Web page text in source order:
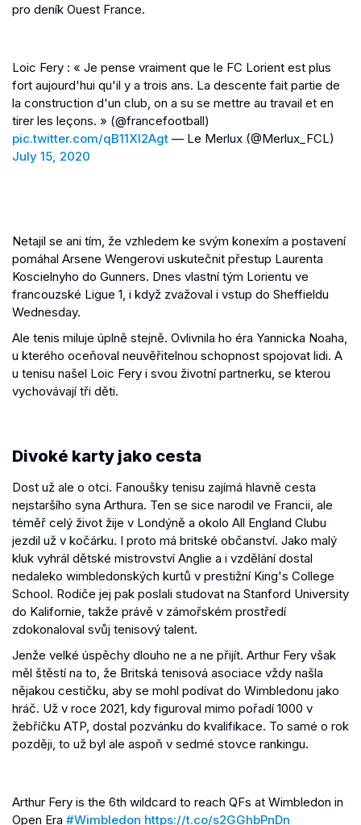
pro deník Ouest France.
Loic Fery : « Je pense vraiment que le FC Lorient est plus
fort aujourd'hui qu'il y a trois ans. La descente fait partie de
la construction d'un club, on a su se mettre au travail et en
tirer les leçons. » (@francefootball)
pic.twitter.com/qB11Xl2Agt — Le Merlux (@Merlux_FCL)
July 15, 2020
Netajil se ani tím, že vzhledem ke svým konexím a postavení
pomáhal Arsene Wengerovi uskutečnit přestup Laurenta
Koscielnyho do Gunners. Dnes vlastní tým Lorientu ve
francouzské Ligue 1, i když zvažoval i vstup do Sheffieldu
Wednesday.
Ale tenis miluje úplně stejně. Ovlivnila ho éra Yannicka Noaha,
u kterého oceňoval neuvěřitelnou schopnost spojovat lidi. A
u tenisu našel Loic Fery i svou životní partnerku, se kterou
vychovávají tři děti.
Divoké karty jako cesta
Dost už ale o otci. Fanoušky tenisu zajímá hlavně cesta
nejstaršího syna Arthura. Ten se sice narodil ve Francii, ale
téměř celý život žije v Londýně a okolo All England Clubu
jezdil už v kočárku. I proto má britské občanství. Jako malý
kluk vyhrál dětské mistrovství Anglie a i vzdělání dostal
nedaleko wimbledonských kurtů v prestižní King's College
School. Rodiče jej pak poslali studovat na Stanford University
do Kalifornie, takže právě v zámořském prostředí
zdokonaloval svůj tenisový talent.
Jenže velké úspěchy dlouho ne a ne přijít. Arthur Fery však
měl štěstí na to, že Britská tenisová asociace vždy našla
nějakou cestičku, aby se mohl podívat do Wimbledonu jako
hráč. Už v roce 2021, kdy figuroval mimo pořadí 1000 v
žebříčku ATP, dostal pozvánku do kvalifikace. To samé o rok
později, to už byl ale aspoň v sedmé stovce rankingu.
Arthur Fery is the 6th wildcard to reach QFs at Wimbledon in
Open Era #Wimbledon https://t.co/s2GGhbPnDn